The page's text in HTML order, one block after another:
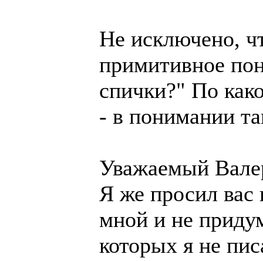
Не исключено,
примитивное
спички?" По
- в понимании
Уважаемый
Я же просил вас
мной и не
которых я не